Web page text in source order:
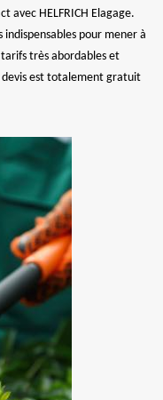
avec HELFRICH Elagage.
pour mener à
très abordables et
devis est totalement gratuit